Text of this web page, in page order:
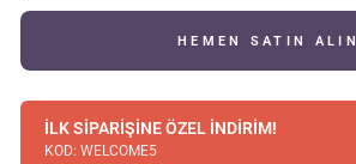
HEMEN SATIN ALIN
İLK SİPARİŞİNE ÖZEL İNDİRİM!
KOD: WELCOME5